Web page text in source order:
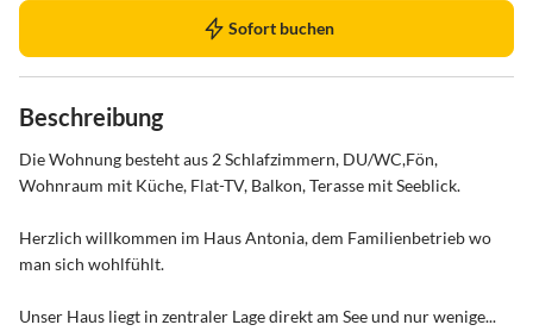
Sofort buchen
Beschreibung
Die Wohnung besteht aus 2 Schlafzimmern, DU/WC,Fön,
Wohnraum mit Küche, Flat-TV, Balkon, Terasse mit Seeblick.
Herzlich willkommen im Haus Antonia, dem Familienbetrieb wo
man sich wohlfühlt.
Unser Haus liegt in zentraler Lage direkt am See und nur wenige...